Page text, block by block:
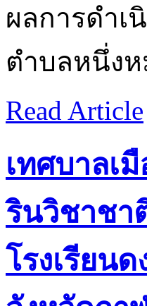
ผลการดำ
ตำบลหนึ่งห
Read Article
เทศบาลเ
รินวิชาชา
โรงเรียน